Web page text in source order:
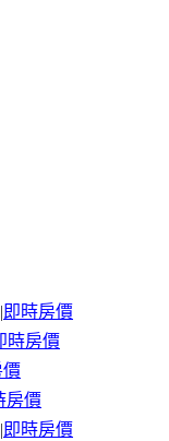
即時房價
時房價
房價
即時房價